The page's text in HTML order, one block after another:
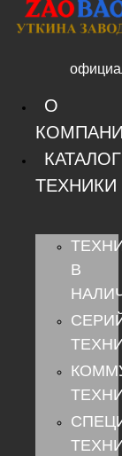
Перейти
О
КАТАЛОГ
ТЕХНИКИ
В